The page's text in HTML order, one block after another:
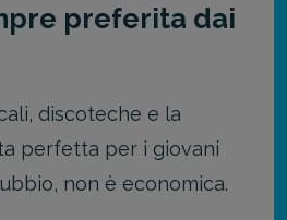
preferita dai
discoteche e la
perfetta per i giovani
non è economica.